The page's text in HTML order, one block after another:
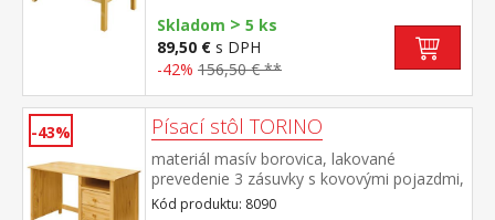
Skladom > 5 ks
89,50 € s DPH
-42% 156,50 € **
-43% Písací stôl TORINO
materiál masív borovica, lakované
prevedenie 3 zásuvky s kovovými pojazdmi,
1 polica výsuv nie je súčasťou dodávky k
Kód produktu: 8090